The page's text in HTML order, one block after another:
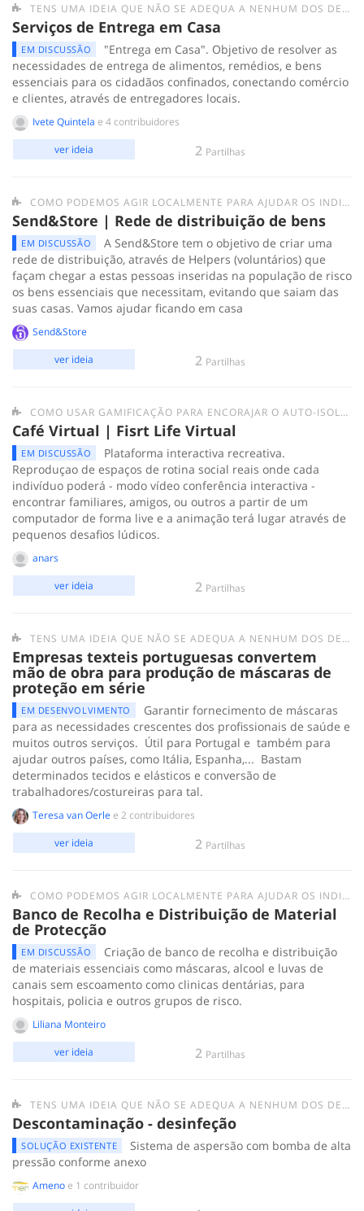
TENS UMA IDEIA QUE NÃO SE ADEQUA A NENHUM DOS DESAFIOS ANTERIORES? SUBMETE-A AQUI.
Serviços de Entrega em Casa
EM DISCUSSÃO
"Entrega em Casa". Objetivo de resolver as
necessidades de entrega de alimentos, remédios, e bens
essenciais para os cidadãos confinados, conectando comércio
e clientes, através de entregadores locais.
Ivete Quintela e 4 contribuidores
2 Partilhas
ver ideia
COMO PODEMOS AGIR LOCALMENTE PARA AJUDAR OS INDIVÍDUOS/GRUPOS MAIS FRÁGEIS E AS PESSOAS EM SITUAÇÃO DE SEM-ABRIGO?
Send&Store | Rede de distribuição de bens
EM DISCUSSÃO
A Send&Store tem o objetivo de criar uma
rede de distribuição, através de Helpers (voluntários) que
façam chegar a estas pessoas inseridas na população de risco
os bens essenciais que necessitam, evitando que saiam das
suas casas. Vamos ajudar ficando em casa
Send&Store
2 Partilhas
ver ideia
COMO USAR GAMIFICAÇÃO PARA ENCORAJAR O AUTO-ISOLAMENTO E DIMINUIR A NECESSIDADE DE SAIR À RUA E TER INTERAÇÕES PRESENCIAIS?
Café Virtual | Fisrt Life Virtual
EM DISCUSSÃO
Plataforma interactiva recreativa.
Reproduçao de espaços de rotina social reais onde cada
indivíduo poderá - modo vídeo conferência interactiva -
encontrar familiares, amigos, ou outros a partir de um
computador de forma live e a animação terá lugar através de
pequenos desafios lúdicos.
anars
2 Partilhas
ver ideia
TENS UMA IDEIA QUE NÃO SE ADEQUA A NENHUM DOS DESAFIOS ANTERIORES? SUBMETE-A AQUI.
Empresas texteis portuguesas convertem
mão de obra para produção de máscaras de
proteção em série
EM DESENVOLVIMENTO
Garantir fornecimento de máscaras
para as necessidades crescentes dos profissionais de saúde e
muitos outros serviços. Útil para Portugal e também para
ajudar outros países, como Itália, Espanha,... Bastam
determinados tecidos e elásticos e conversão de
trabalhadores/costureiras para tal.
Teresa van Oerle e 2 contribuidores
2 Partilhas
ver ideia
COMO PODEMOS AGIR LOCALMENTE PARA AJUDAR OS INDIVÍDUOS/GRUPOS MAIS FRÁGEIS E AS PESSOAS EM SITUAÇÃO DE SEM-ABRIGO?
Banco de Recolha e Distribuição de Material
de Protecção
EM DISCUSSÃO
Criação de banco de recolha e distribuição
de materiais essenciais como máscaras, alcool e luvas de
canais sem escoamento como clinicas dentárias, para
hospitais, policia e outros grupos de risco.
Liliana Monteiro
2 Partilhas
ver ideia
TENS UMA IDEIA QUE NÃO SE ADEQUA A NENHUM DOS DESAFIOS ANTERIORES? SUBMETE-A AQUI.
Descontaminação - desinfeção
SOLUÇÃO EXISTENTE
Sistema de aspersão com bomba de alta
pressão conforme anexo
Amenoe 1 contribuidor